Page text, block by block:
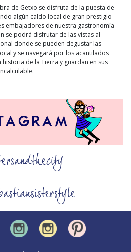
de Getxo se disfruta de la puesta de
algún caldo local de gran prestigio
embajadores de nuestra gastronomía
se podrá disfrutar de las vistas al
donde se pueden degustar las
y se navegará por los acantilados
de la Tierra y guardan en sus